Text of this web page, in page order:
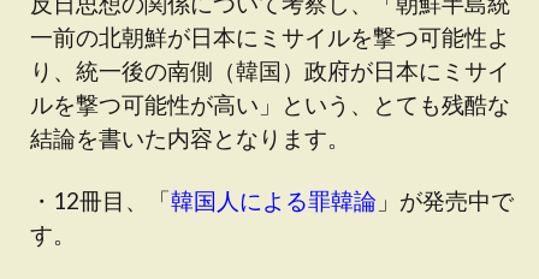
一前の北朝鮮が日本にミサイルを撃つ可能性よ
り、統一後の南側（韓国）政府が日本にミサイ
ルを撃つ可能性が高い」という、とても残酷な
結論を書いた内容となります。
・12冊目、「韓国人による罪韓論 」が発売中で
す。